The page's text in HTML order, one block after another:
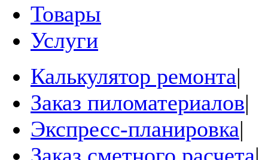
Товары
Услуги
Калькулятор ремонта|
Заказ пиломатериалов|
Экспресс-планировка|